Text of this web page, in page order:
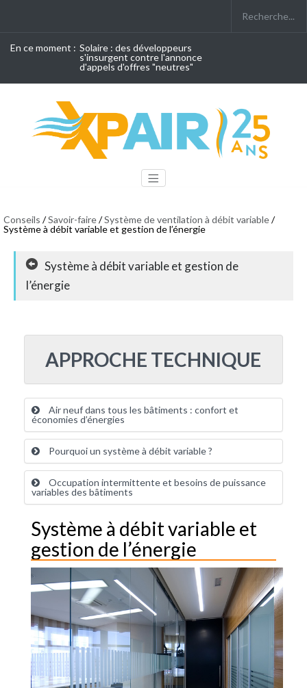
En ce moment : Solaire : des développeurs
s'insurgent contre l'annonce
d'appels d'offres "neutres"
Conseils /Savoir-faire/Système de ventilation à débit variable/
Système à débit variable et gestion de l’énergie
Système à débit variable et gestion de
l’énergie
APPROCHE TECHNIQUE
Air neuf dans tous les bâtiments : confort et
économies d’énergies
Pourquoi un système à débit variable ?
Occupation intermittente et besoins de puissance
variables des bâtiments
Système à débit variable et
gestion de l’énergie